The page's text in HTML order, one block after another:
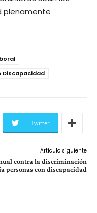
plenamente
Discapacidad
Twitter
Artículo siguiente
contra la discriminación
personas con discapacidad